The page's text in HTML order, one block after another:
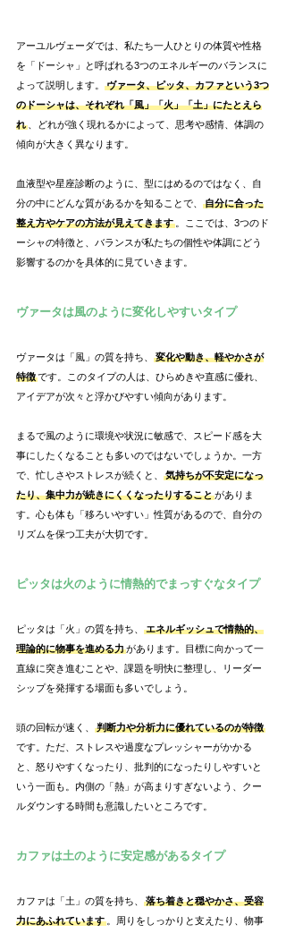
アーユルヴェーダでは、私たち一人ひとりの体質や性格
を「ドーシャ」と呼ばれる3つのエネルギーのバランスに
よって説明します。
ヴァータ、ピッタ、カファという3つ
のドーシャは、それぞれ「風」「火」「土」にたとえら
れ
、どれが強く現れるかによって、思考や感情、体調の
傾向が大きく異なります。
血液型や星座診断のように、型にはめるのではなく、自
分の中にどんな質があるかを知ることで、
自分に合った
整え方やケアの方法が見えてきます 。ここでは、3つのド
ーシャの特徴と、バランスが私たちの個性や体調にどう
影響するのかを具体的に見ていきます。
ヴァータは風のように変化しやすいタイプ
ヴァータは「風」の質を持ち、
変化や動き、軽やかさが
特徴です。このタイプの人は、ひらめきや直感に優れ、
アイデアが次々と浮かびやすい傾向があります。
まるで風のように環境や状況に敏感で、スピード感を大
事にしたくなることも多いのではないでしょうか。一方
で、忙しさやストレスが続くと、
気持ちが不安定になっ
たり、集中力が続きにくくなったりすることがありま
す。心も体も「移ろいやすい」性質があるので、自分の
リズムを保つ工夫が大切です。
ピッタは火のように情熱的でまっすぐなタイプ
ピッタは「火」の質を持ち、
エネルギッシュで情熱的、
理論的に物事を進める力があります。目標に向かって一
直線に突き進むことや、課題を明快に整理し、リーダー
シップを発揮する場面も多いでしょう。
頭の回転が速く、
判断力や分析力に優れているのが特徴
です。ただ、ストレスや過度なプレッシャーがかかる
と、怒りやすくなったり、批判的になったりしやすいと
いう一面も。内側の「熱」が高まりすぎないよう、クー
ルダウンする時間も意識したいところです。
カファは土のように安定感があるタイプ
カファは「土」の質を持ち、
落ち着きと穏やかさ、受容
力にあふれています 。周りをしっかりと支えたり、物事